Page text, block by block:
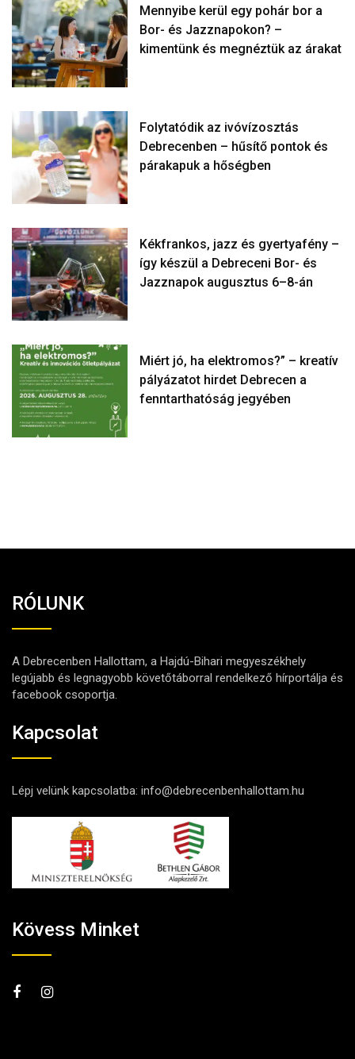
Mennyibe kerül egy pohár bor a
Bor- és Jazznapokon? –
kimentünk és megnéztük az árakat
Folytatódik az ivóvízosztás
Debrecenben – hűsítő pontok és
párakapuk a hőségben
Kékfrankos, jazz és gyertyafény –
így készül a Debreceni Bor- és
Jazznapok augusztus 6–8-án
Miért jó, ha elektromos?” – kreatív
pályázatot hirdet Debrecen a
fenntarthatóság jegyében
RÓLUNK
A Debrecenben Hallottam, a Hajdú-Bihari megyeszékhely
legújabb és legnagyobb követőtáborral rendelkező hírportálja és
facebook csoportja.
Kapcsolat
Lépj velünk kapcsolatba: info@debrecenbenhallottam.hu
Kövess Minket